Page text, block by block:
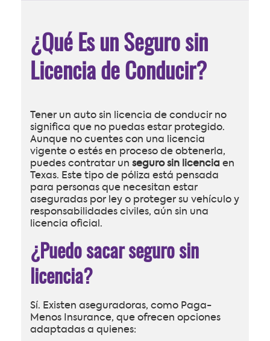
¿Qué Es un Seguro sin
Licencia de Conducir?
Tener un auto sin licencia de conducir no
significa que no puedas estar protegido.
Aunque no cuentes con una licencia
vigente o estés en proceso de obtenerla,
puedes contratar un seguro sin licencia en
Texas. Este tipo de póliza está pensada
para personas que necesitan estar
aseguradas por ley o proteger su vehículo y
responsabilidades civiles, aún sin una
licencia oficial.
¿Puedo sacar seguro sin
licencia?
Sí. Existen aseguradoras, como Paga-
Menos Insurance, que ofrecen opciones
adaptadas a quienes: